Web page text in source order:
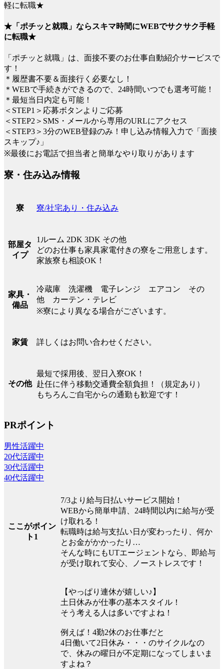
★「ポチッと就職」ならスキマ時間にWEBでサクサク手軽
に転職★
「ポチッと就職」は、面接不要のお仕事自動紹介サービスで
す！
＊履歴書不要＆面接行く必要なし！
＊WEBで手続きができるので、24時間いつでも選考可能！
＊最短当日内定も可能！
＜STEP1＞応募ボタンよりご応募
＜STEP2＞SMS・メールから専用のURLにアクセス
＜STEP3＞3分のWEB登録のみ！申し込み情報入力で「面接
スキップ♪」
※最後にお電話で担当者と簡単なやり取りがあります
寮・住み込み情報
寮 寮/社宅あり・住み込み
部屋タ
イプ
1ルーム 2DK 3DK その他
どのお仕事も家具家電付きの寮をご用意します。
家族寮も相談OK！
家具・
備品
冷蔵庫 洗濯機 電子レンジ エアコン その
他 カーテン・テレビ
※寮により異なる場合がございます。
家賃 詳しくはお問い合わせください。
その他
最短で採用後、翌日入寮OK！
赴任に伴う移動交通費全額負担！（規定あり）
もちろんご自宅からの通勤も歓迎です！
PRポイント
男性活躍中
20代活躍中
30代活躍中
40代活躍中
ここがポイン
ト1
7/3より給与日払いサービス開始！
WEBから簡単申請、24時間以内に給与が受
け取れる！
転職時は給与支払い日が変わったり、何か
とお金がかかったり…
そんな時にもUTエージェントなら、即給与
が受け取れて安心、ノーストレスです！
【やっぱり連休が嬉しい♪】
土日休みが仕事の基本スタイル！
そう考える人は多いですよね！
例えば！4勤2休のお仕事だと
4日働いて2日休み・・・のサイクルなの
で、休みの曜日が不定期になってしまいま
すよね？